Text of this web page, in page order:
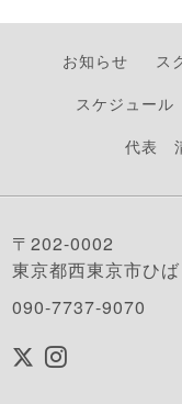
お知らせ ス
スケジュール
代表
〒202-0002
東京都西東京市ひ
090-7737-9070